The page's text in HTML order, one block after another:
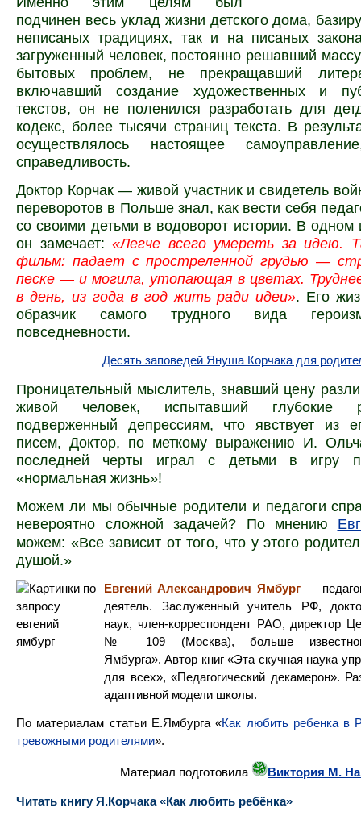
подчинен весь уклад жизни детского дома,
неписаных традициях, так и на писаных
загруженный человек, постоянно решавший
бытовых проблем, не прекращавший
включавший создание художественных и
текстов, он не поленился разработать для
кодекс, более тысячи страниц текста. В
осуществлялось настоящее
справедливость.
Доктор Корчак — живой участник и свидетель
переворотов в Польше знал, как вести себя
со своими детьми в водоворот истории. В одном
он замечает: «Легче всего умереть за идею.
фильм: падает с простреленной грудью —
песке — и могила, утопающая в цветах.
в день, из года в год жить ради идеи». Его
образчик самого трудного вида
повседневности.
Десять заповедей Януша Корчака для
Проницательный мыслитель, знавший цену
живой человек, испытавший глубокие
подверженный депрессиям, что явствует из
писем, Доктор, по меткому выражению И.
последней черты играл с детьми в игру
«нормальная жизнь»!
Можем ли мы обычные родители и педагоги
невероятно сложной задачей? По мнению
можем: «Все зависит от того, что у этого
душой.»
Евгений Александрович Ямбург—
деятель. Заслуженный учитель РФ,
наук, член-корреспондент РАО, директор
№ 109 (Москва), больше
Ямбурга». Автор книг «Эта скучная наука
для всех», «Педагогический декамерон».
адаптивной модели школы.
По материалам статьи Е.Ямбурга «Как любить ребенка в
тревожными родителями».
Материал подготовила Виктория М.
Читать книгу Я.Корчака «Как любить ребёнка»